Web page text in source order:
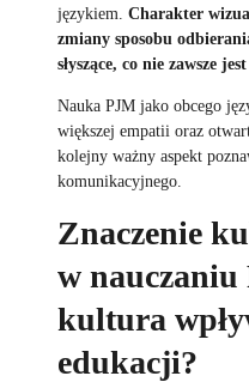
językiem. Charakter
zmiany sposobu
słyszące, co nie zawsze
Nauka PJM jako obcego
większej empatii oraz
kolejny ważny aspekt
komunikacyjnego.
Znaczenie
w
kultura
edukacji?